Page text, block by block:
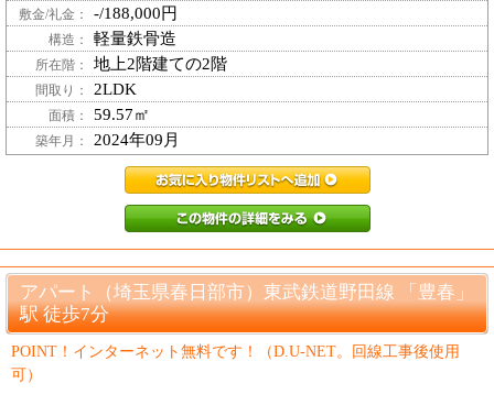
敷金/礼金： -/188,000円
構造： 軽量鉄骨造
所在階： 地上2階建ての2階
間取り： 2LDK
面積： 59.57㎡
築年月： 2024年09月
PZ4406791_13お
PZ4406791_13こ
アパート（埼玉県春日部市）東武鉄道野田線 「豊春」
駅 徒歩7分
POINT！インターネット無料です！（D.U-NET。回線工事後使用
可）